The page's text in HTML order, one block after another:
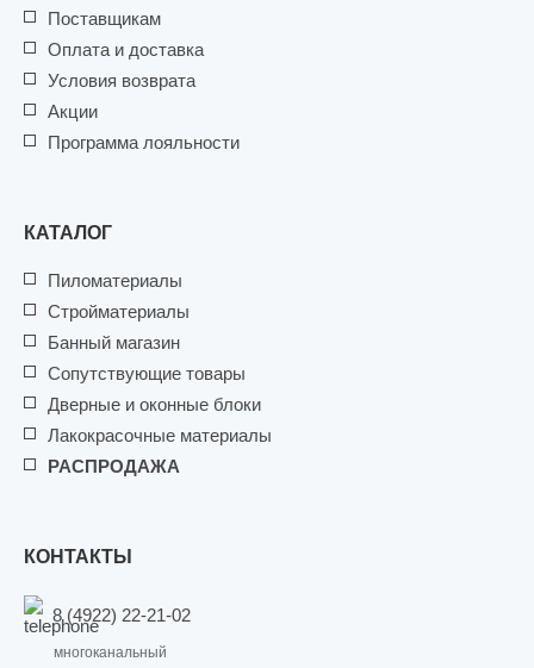
Поставщикам
Оплата и доставка
Условия возврата
Акции
Программа лояльности
КАТАЛОГ
Пиломатериалы
Стройматериалы
Банный магазин
Сопутствующие товары
Дверные и оконные блоки
Лакокрасочные материалы
РАСПРОДАЖА
КОНТАКТЫ
8 (4922) 22-21-02
многоканальный